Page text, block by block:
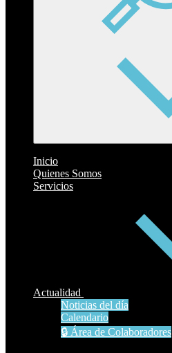
Inicio
Quienes Somos
Servicios
Actualidad
Noticias del día
Calendario
🔒 Área de Colaboradores